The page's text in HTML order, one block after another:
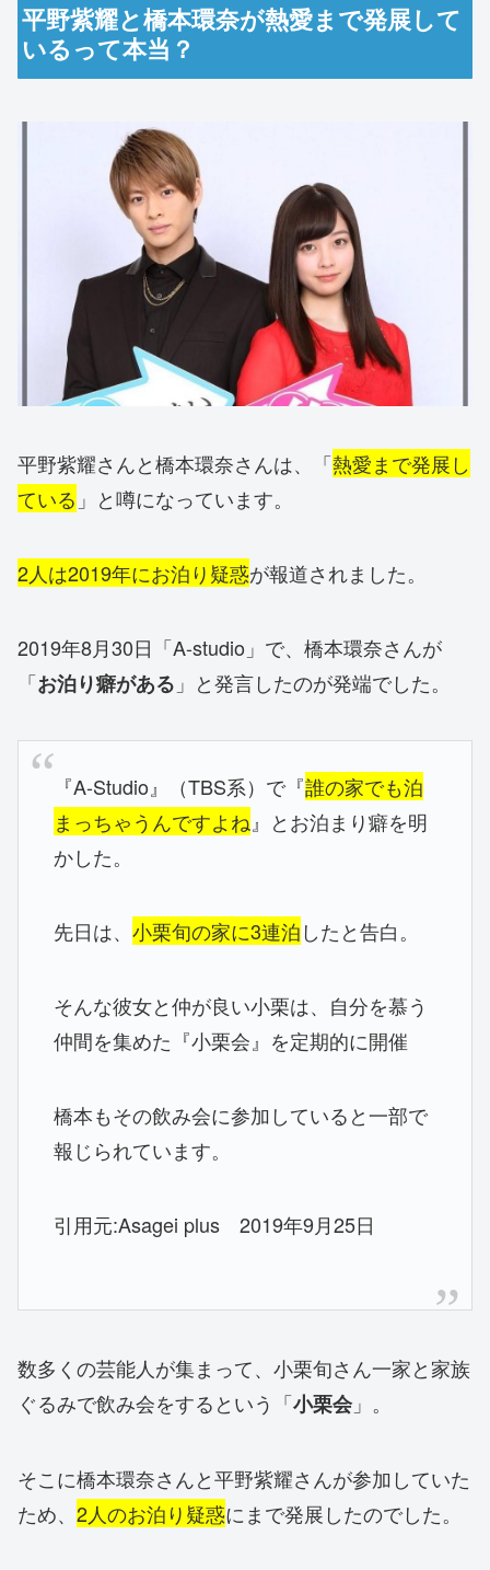
平野紫耀と橋本環奈が熱愛まで発展して
いるって本当？
平野紫耀さんと橋本環奈さんは、「熱愛まで発展し
ている 」と噂になっています。
2人は2019年にお泊り疑惑が報道されました。
2019年8月30日「A-studio」で、橋本環奈さんが
「お泊り癖がある 」と発言したのが発端でした。
『A-Studio』（TBS系）で『誰の家でも泊
まっちゃうんですよね』とお泊まり癖を明
かした。
先日は、小栗旬の家に3連泊したと告白。
そんな彼女と仲が良い小栗は、自分を慕う
仲間を集めた『小栗会』を定期的に開催
橋本もその飲み会に参加していると一部で
報じられています。
引用元:Asagei plus 2019年9月25日
数多くの芸能人が集まって、小栗旬さん一家と家族
ぐるみで飲み会をするという「小栗会」。
そこに橋本環奈さんと平野紫耀さんが参加していた
ため、 2人のお泊り疑惑にまで発展したのでした。